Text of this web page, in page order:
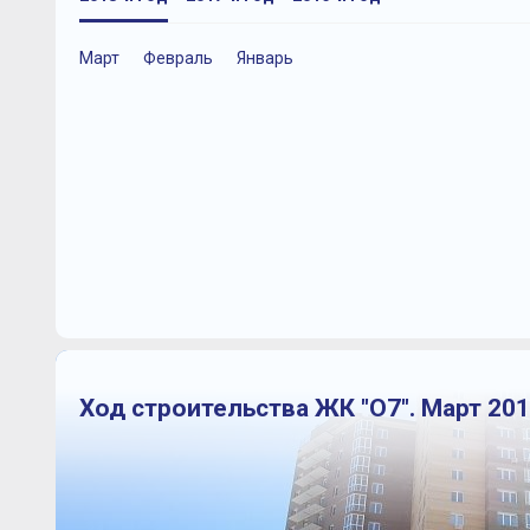
Март Февраль Январь
Ход строительства ЖК "О7". Март